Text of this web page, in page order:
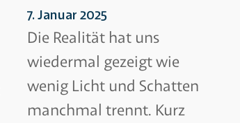
7. Januar 2025
Die Realität hat uns
wiedermal gezeigt wie
wenig Licht und Schatten
manchmal trennt. Kurz